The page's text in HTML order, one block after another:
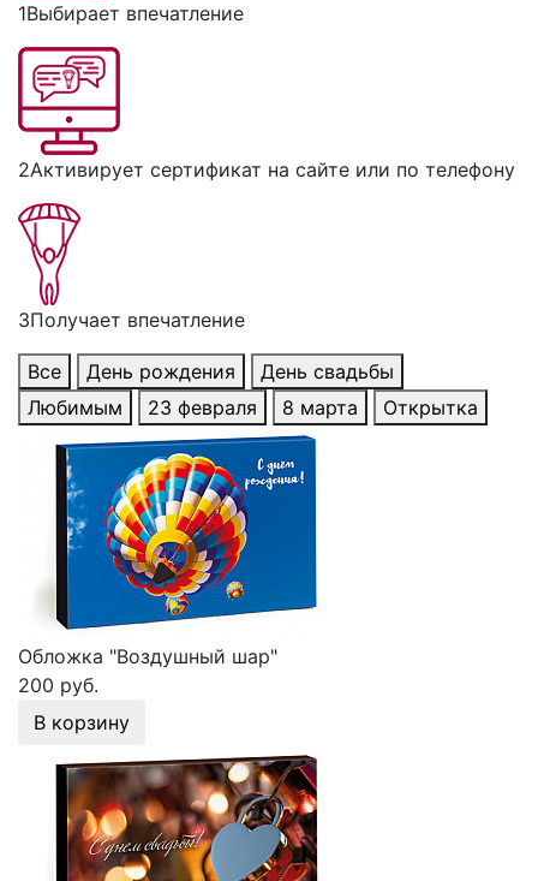
1Выбирает впечатление
2Активирует сертификат на сайте или по телефону
3Получает впечатление
Все День рождения
День свадьбы
Любимым
23 февраля 8 марта Открытка
Обложка "Воздушный шар"
200 руб.
В корзину